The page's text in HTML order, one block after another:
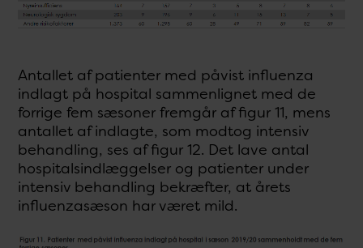
Antallet af patienter med påvist influenza
indlagt på hospital sammenlignet med de
forrige fem sæsoner fremgår af figur 11, mens
antallet af indlagte, som modtog intensiv
behandling, ses af figur 12. Det lave antal
hospitalsindlæggelser og patienter under
intensiv behandling bekræfter, at årets
influenzasæson har været mild.